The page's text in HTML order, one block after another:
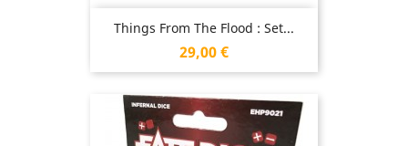
Things From The Flood : Set...
Prix
29,00 €